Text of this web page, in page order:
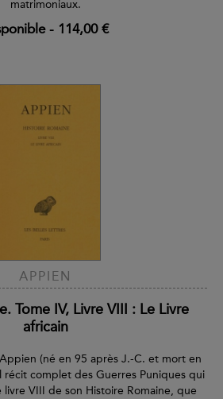
matrimoniaux.
- 114,00 €
APPIEN
Tome IV, Livre VIII : Le Livre
africain
(né en 95 après J.-C. et mort en
récit complet des Guerres Puniques qui
livre VIII de son Histoire Romaine, que